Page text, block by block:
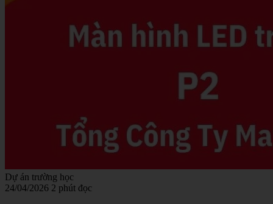
Dự án trường học
24/04/2026 2 phút đọc